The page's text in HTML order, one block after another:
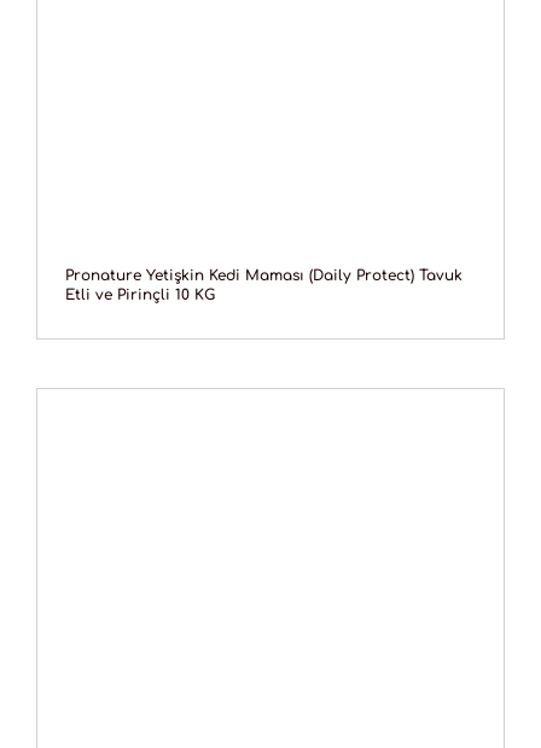
Pronature Yetişkin Kedi Maması (Daily Protect) Tavuk
Etli ve Pirinçli 10 KG